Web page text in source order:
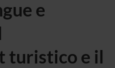
e
turistico e il